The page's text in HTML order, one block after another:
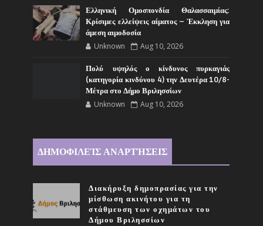
Ελληνική Ομοσπονδία Θαλασσαιμίας:
Κρίσιμες ελλείψεις αίματος – Έκκληση για
άμεση αιμοδοσία
Unknown Aug 10, 2026
Πολύ υψηλός ο κίνδυνος πυρκαγιάς
(κατηγορία κινδύνου 4) την Δευτέρα 10/8-
Μέτρα στο Δήμο Βριλησσίων
Unknown Aug 10, 2026
ΔΗΜΟΦΙΛΕΊΣ ΑΝΑΡΤΉΣΕΙΣ
Διακήρυξη δημοπρασίας για την
μίσθωση ακινήτου για τη
στάθμευση των οχημάτων του
Δήμου Βριλησσίων